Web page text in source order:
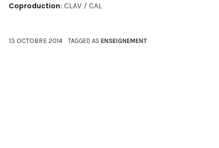
Coproduction: CLAV / CAL
13 OCTOBRE 2014 TAGGED AS ENSEIGNEMENT